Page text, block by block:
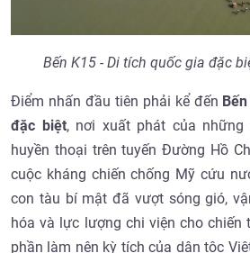
Bến K15 - Di tích quốc gia đặc
Điểm nhấn đầu tiên phải kể đến
đặc biệt, nơi xuất phát của những
huyền thoại trên tuyến Đường Hồ
cuộc kháng chiến chống Mỹ cứu
con tàu bí mật đã vượt sóng gió,
hóa và lực lượng chi viện cho chiến
phần làm nên kỳ tích của dân tộc